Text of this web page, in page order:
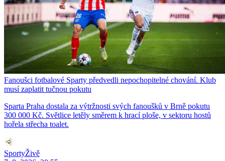
Fanoušci fotbalové Sparty předvedli nepochopitelné chování. Klub
musí zaplatit tučnou pokutu
Sparta Praha dostala za výtržnosti svých fanoušků v Brně pokutu
300 000 Kč. Světlice letěly směrem k hrací ploše, v sektoru hostů
hořela střecha toalet.
SportyŽivě